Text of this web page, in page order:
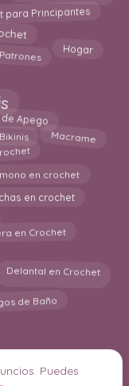
para Principantes
Hogar
Apego
Bikinis Macrame
en crochet
en crochet
en Crochet
Delantal en Crochet
de Baño
Puedes